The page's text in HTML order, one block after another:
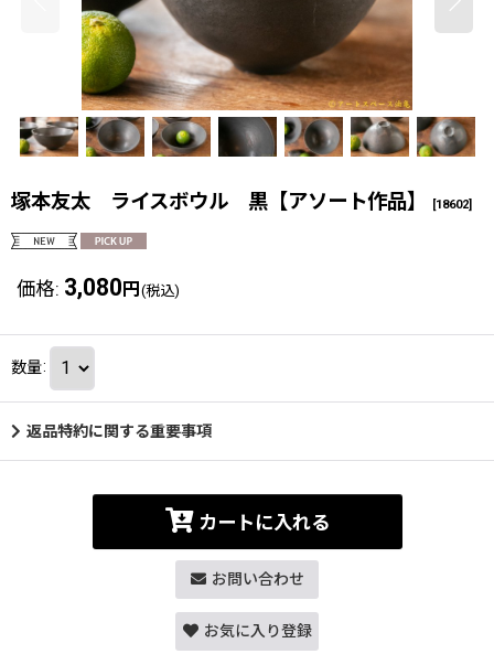
塚本友太 ライスボウル 黒【アソート作品】 [18602]
価格: 3,080 円 (税込)
数量:
返品特約に関する重要事項
カートに入れる
お問い合わせ
お気に入り登録